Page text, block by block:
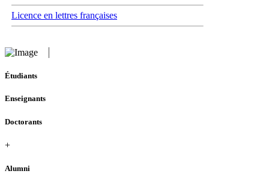
Licence en lettres françaises
Étudiants
Enseignants
Doctorants
+
Alumni